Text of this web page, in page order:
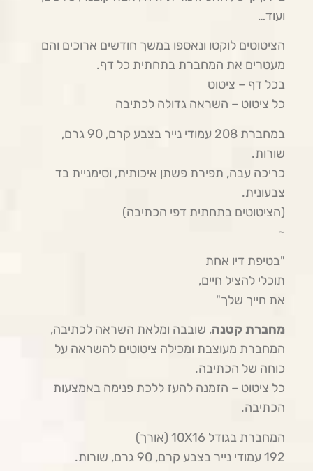
ועוד…
הציטוטים לוקטו ונאספו במשך חודשים ארוכים והם
מעטרים את המחברת בתחתית כל דף.
בכל דף – ציטוט
​כל ציטוט – השראה גדולה לכתיבה
במחברת 208 עמודי נייר בצבע קרם, 90 גרם,
שורות.
כריכה עבה, תפירת פשתן איכותית, וסימניית בד
צבעונית.
(הציטוטים בתחתית דפי הכתיבה)
~
"בטיפת דיו אחת
תוכלי להציל חיים,
את חייך שלך"
מחברת קטנה, שובבה ומלאת השראה לכתיבה,
המחברת מעוצבת ומכילה ציטוטים להשראה על
כוחה של הכתיבה.
​כל ציטוט – הזמנה להעז ללכת פנימה באמצעות
הכתיבה.
המחברת בגודל 10X16 (אורך)
192 עמודי נייר בצבע קרם, 90 גרם, שורות.